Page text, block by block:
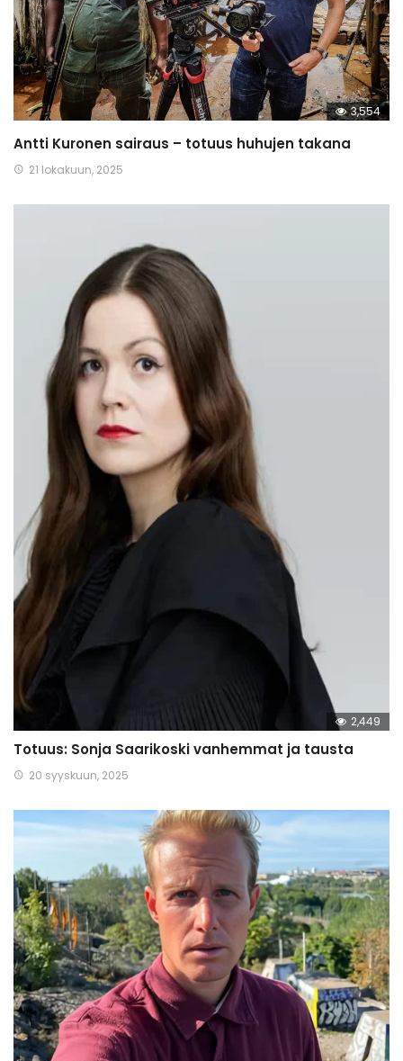
3,554
Antti Kuronen sairaus – totuus huhujen takana
21 lokakuun, 2025
2,449
Totuus: Sonja Saarikoski vanhemmat ja tausta
20 syyskuun, 2025